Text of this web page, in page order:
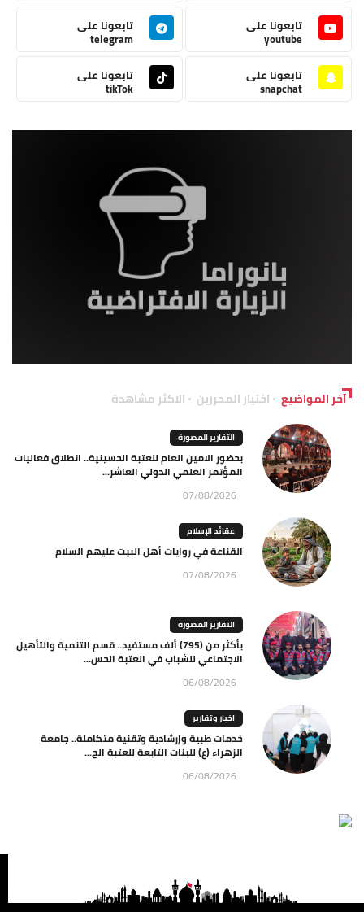
تابعونا على
youtube
تابعونا على
telegram
تابعونا على
snapchat
تابعونا على
tikTok
آخر المواضيع اختيار المحررين الاكثر مشاهدة
التقارير المصورة
بحضور الامين العام للعتبة الحسينية.. انطلاق فعاليات
المؤتمر العلمي الدولي العاشر...
07/08/2026
عقائد الإسلام
القناعة في روايات أهل البيت عليهم السلام
07/08/2026
التقارير المصورة
بأكثر من (795) ألف مستفيد.. قسم التنمية والتأهيل
الاجتماعي للشباب في العتبة الحس...
06/08/2026
اخبار وتقارير
خدمات طبية وإرشادية وتقنية متكاملة.. جامعة
الزهراء (ع) للبنات التابعة للعتبة الح...
06/08/2026